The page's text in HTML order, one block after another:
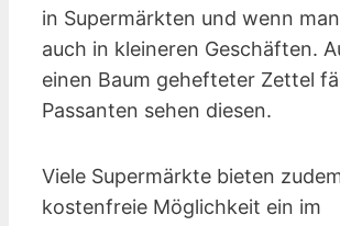
in Supermärkten und wenn
auch in kleineren Geschäften.
einen Baum gehefteter Zettel
Passanten sehen diesen.
Viele Supermärkte bieten
kostenfreie Möglichkeit ein im